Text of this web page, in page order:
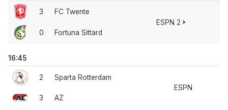
3
0
FC Twente
Fortuna Sittard
ESPN 2
16:45
2
3
Sparta Rotterdam
AZ
ESPN